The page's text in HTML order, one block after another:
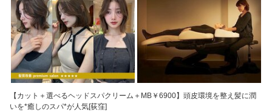
【カット＋選べるヘッドスパクリーム＋MB￥6900】頭皮環境を整え髪に潤
いを*癒しのスパ*が人気[荻窪]